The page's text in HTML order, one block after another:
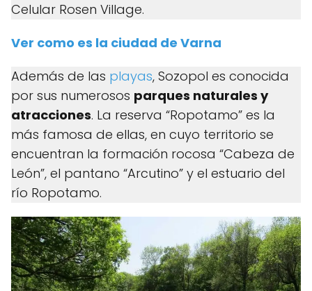
Celular Rosen Village.
Ver como es la ciudad de Varna
Además de las playas, Sozopol es conocida
por sus numerosos parques naturales y
atracciones. La reserva “Ropotamo” es la
más famosa de ellas, en cuyo territorio se
encuentran la formación rocosa “Cabeza de
León”, el pantano “Arcutino” y el estuario del
río Ropotamo.